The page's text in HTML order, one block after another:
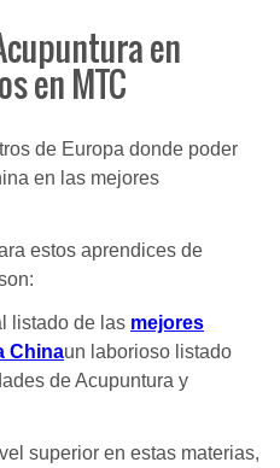
en
en MTC
de Europa donde poder
en las mejores
estos aprendices de
listado de las mejores
Chinaun laborioso listado
de Acupuntura y
superior en estas materias,